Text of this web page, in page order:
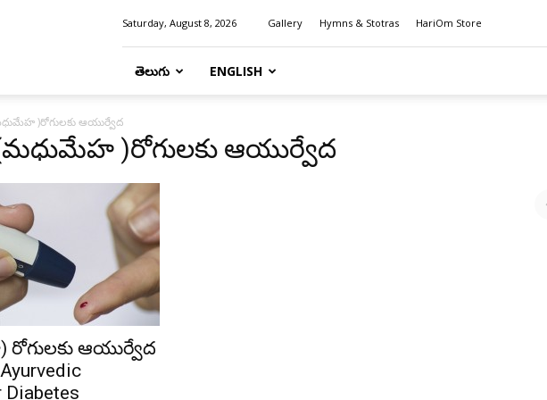
Saturday, August 8, 2026 Gallery Hymns & Stotras HariOm Store
తెలుగు ENGLISH
)రోగులకు ఆయుర్వేద
(మధుమేహ )రోగులకు ఆయుర్వేద
ఆయుర్వేద
Diabetes